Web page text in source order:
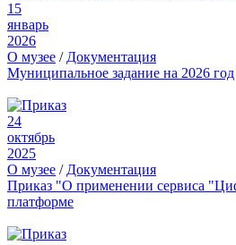
15
январь
2026
О музее / Документация
Муниципальное задание на 2026 год
24
октябрь
2025
О музее / Документация
Приказ "О применении сервиса
платформе